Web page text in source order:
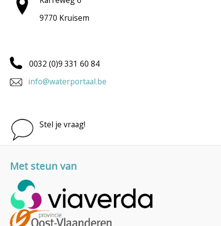
9770 Kruisem
0032 (0)9 331 60 84
info@waterportaal.be
Stel je vraag!
Met steun van